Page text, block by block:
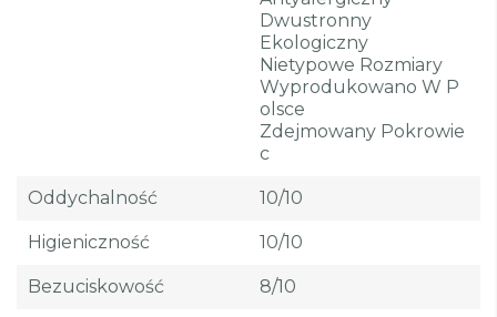
Dwustronny
Ekologiczny
Nietypowe Rozmiary
Wyprodukowano W P
Olsce
Zdejmowany Pokrowie
C
Oddychalność 10/10
Higieniczność 10/10
Bezuciskowość 8/10